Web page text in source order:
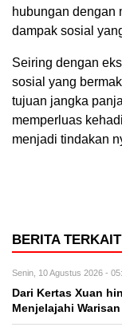
hubungan dengan
dampak sosial
Seiring dengan
sosial yang
tujuan jangka
memperluas
menjadi tindakan
BERITA TERKAIT
Senin, 10 Agustus 2026 -
Dari Kertas Xuan
Menjelajahi